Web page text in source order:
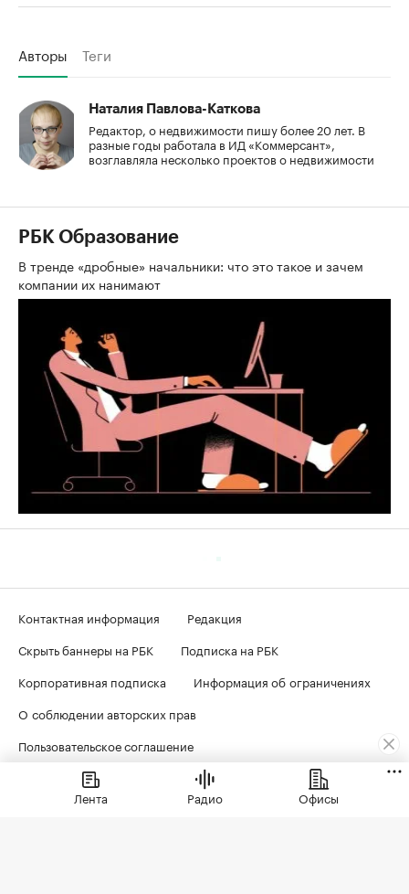
Авторы Теги
Наталия Павлова-Каткова
Редактор, о недвижимости пишу более 20 лет. В
разные годы работала в ИД «Коммерсант»,
возглавляла несколько проектов о недвижимости
РБК Образование
В тренде «дробные» начальники: что это такое и зачем
компании их нанимают
Контактная информация
Редакция
Скрыть баннеры на РБК
Подписка на РБК
Корпоративная подписка
Информация об ограничениях
О соблюдении авторских прав
Пользовательское соглашение
Политика в отношении обработки персональных данных
Политика обработки файлов cookie
Лента Радио Офисы